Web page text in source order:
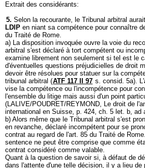
Extrait des considérants:
5. Selon la recourante, le Tribunal arbitral
LDIP en niant sa compétence pour connaître
du Traité de Rome.
a) La disposition invoquée ouvre la voie du
arbitral s'est déclaré à tort compétent ou
examine librement non seulement si tel est le
d'éventuelles questions préjudicielles de droit
devoir être résolues pour statuer sur la
tribunal arbitral (ATF 117 II 97 s. consid. 5a). L'
vise la compétence ou l'incompétence pour
l'ensemble du litige mais aussi d'un point
(LALIVE/POUDRET/REYMOND, Le droit de
international en Suisse, p. 424, ch. 5 let. b, ad
b) Alors même que le Tribunal arbitral s'est
en revanche, déclaré incompétent pour se
contrat au regard de l'art. 85 du Traité de
sentence ne peut être comprise que comme
contrat considéré comme valable.
Quant à la question de savoir si, à défaut de
dans l'attente d'une telle décision, il y a lieu de